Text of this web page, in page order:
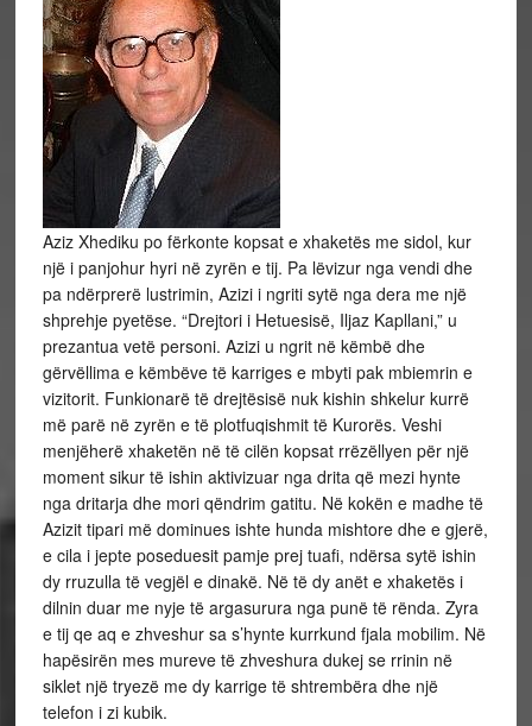
Aziz Xhediku po fërkonte kopsat e xhaketës me sidol, kur
një i panjohur hyri në zyrën e tij. Pa lëvizur nga vendi dhe
pa ndërprerë lustrimin, Azizi i ngriti sytë nga dera me një
shprehje pyetëse. “Drejtori i Hetuesisë, Iljaz Kapllani,” u
prezantua vetë personi. Azizi u ngrit në këmbë dhe
gërvëllima e këmbëve të karriges e mbyti pak mbiemrin e
vizitorit. Funkionarë të drejtësisë nuk kishin shkelur kurrë
më parë në zyrën e të plotfuqishmit të Kurorës. Veshi
menjëherë xhaketën në të cilën kopsat rrëzëllyen për një
moment sikur të ishin aktivizuar nga drita që mezi hynte
nga dritarja dhe mori qëndrim gatitu. Në kokën e madhe të
Azizit tipari më dominues ishte hunda mishtore dhe e gjerë,
e cila i jepte poseduesit pamje prej tuafi, ndërsa sytë ishin
dy rruzulla të vegjël e dinakë. Në të dy anët e xhaketës i
dilnin duar me nyje të argasurura nga punë të rënda. Zyra
e tij qe aq e zhveshur sa s’hynte kurrkund fjala mobilim. Në
hapësirën mes mureve të zhveshura dukej se rrinin në
siklet një tryezë me dy karrige të shtrembëra dhe një
telefon i zi kubik.